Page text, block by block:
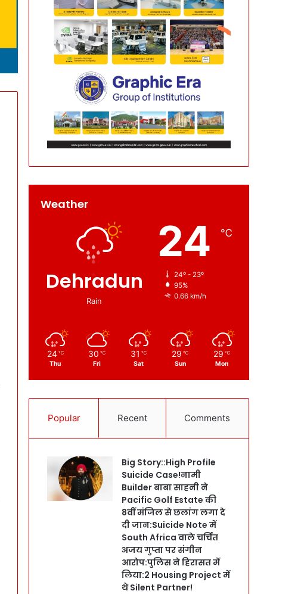
Weather
Dehradun
Rain
24 ℃
24º - 23º
95%
0.66 km/h
24 ℃
Thu
30 ℃
Fri
31 ℃
Sat
29 ℃
Sun
29 ℃
Mon
Popular Recent Comments
Big Story::High Profile
Suicide Case!नामी
Builder बाबा साहनी ने
Pacific Golf Estate की
8वीं मंजिल से छलांग लगा दे
दी जान:Suicide Note में
South Africa वाले चर्चित
अजय गुप्ता पर संगीन
आरोप:पुलिस ने हिरासत में
लिया:2 Housing Project में
थे Silent Partner!